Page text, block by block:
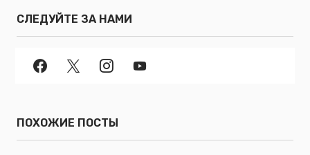
СЛЕДУЙТЕ ЗА НАМИ
ПОХОЖИЕ ПОСТЫ